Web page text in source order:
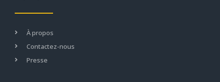
À propos
Contactez-nous
Presse